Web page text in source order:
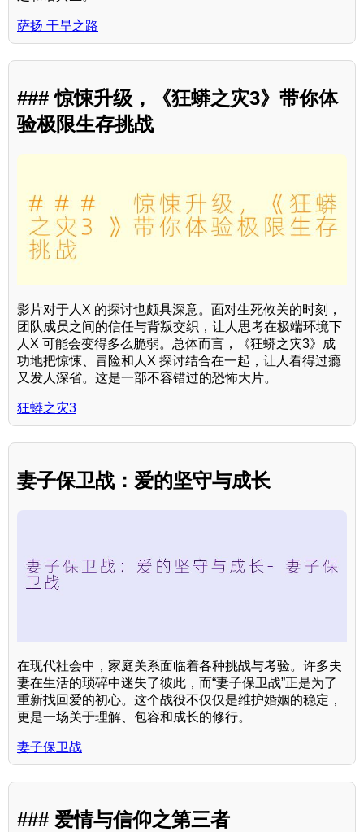
萨扬 干旱之路
### 惊悚升级，《狂蟒之灾3》带你体
验极限生存挑战
影片对于人X 的探讨也颇具深意。面对生死攸关的时刻，
团队成员之间的信任与背叛交织，让人思考在极端环境下
人X 可能会变得多么脆弱。总体而言，《狂蟒之灾3》成
功地把惊悚、冒险和人X 探讨结合在一起，让人看得过瘾
又发人深省。这是一部不容错过的恐怖大片。
狂蟒之灾3
妻子保卫战：爱的坚守与成长
在现代社会中，家庭关系面临着各种挑战与考验。许多夫
妻在生活的琐碎中迷失了彼此，而“妻子保卫战”正是为了
重新找回爱的初心。这个战役不仅仅是维护婚姻的稳定，
更是一场关于理解、包容和成长的修行。
妻子保卫战
### 爱情与信仰之第三者